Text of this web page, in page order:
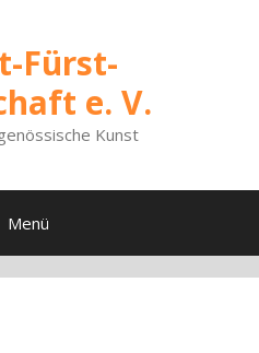
Fürst-
e. V.
Kunst
Menü